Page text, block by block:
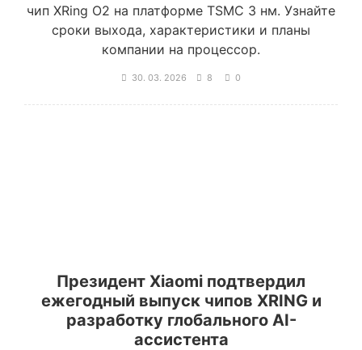
чип XRing O2 на платформе TSMC 3 нм. Узнайте
сроки выхода, характеристики и планы
компании на процессор.
30. 03. 2026 8 0
Президент Xiaomi подтвердил
ежегодный выпуск чипов XRING и
разработку глобального AI-
ассистента